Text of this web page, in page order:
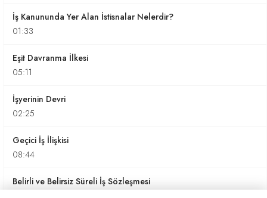
İş Kanununda Yer Alan İstisnalar Nelerdir?
01:33
Eşit Davranma İlkesi
05:11
İşyerinin Devri
02:25
Geçici İş İlişkisi
08:44
Belirli ve Belirsiz Süreli İş Sözleşmesi